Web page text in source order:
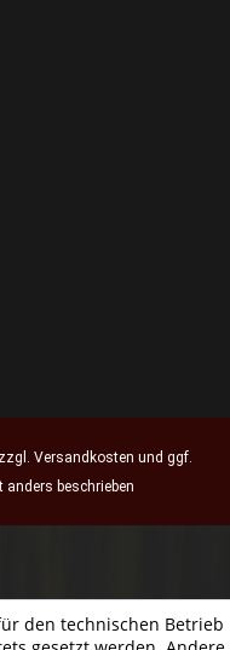
Versandkosten und ggf.
anders beschrieben
den technischen Betrieb